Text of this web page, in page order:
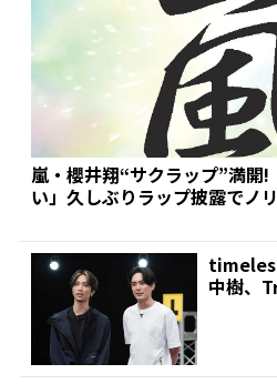
嵐・櫻井翔“サクラップ”満開
い」久しぶりラップ披露でノ
中樹、